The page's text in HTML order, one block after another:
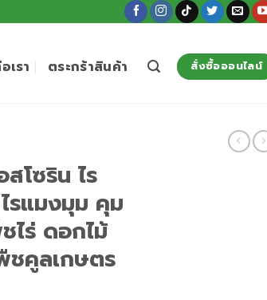
เรา ตระกร้าสินค้า สั่งซื้อออนไลน์
โซริน ไร
รแมงมุม คุม
ไร่ ดอกไม้
ชคูลเกษตร